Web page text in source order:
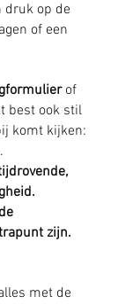
druk op de
of een
of
best ook stil
komt kijken:
zijn.
met de